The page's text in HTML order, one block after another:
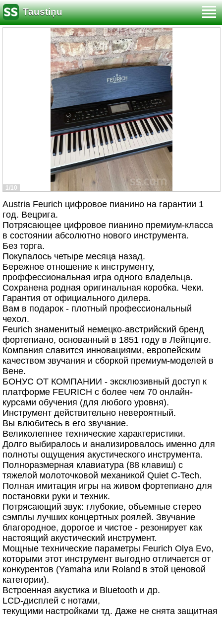
Taustiņu
1/10
Austria Feurich цифровое пианино на гарантии 1
год. Вецрига.
Потрясающее цифровое пианино премиум-класса
в состоянии абсолютно нового инструмента.
Без торга.
Покупалось четыре месяца назад.
Бережное отношение к инструменту,
проффессиональная игра одного владельца.
Сохранена родная оригинальная коробка. Чеки.
Гарантия от официального дилера.
Вам в подарок - плотный профессиональный
чехол.
Feurich знаменитый немецко-австрийский бренд
фортепиано, основанный в 1851 году в Лейпциге.
Компания славится инновациями, европейским
качеством звучания и сборкой премиум-моделей в
Вене.
БОНУС ОТ КОМПАНИИ - эксклюзивный доступ к
платформе FEURICH с более чем 70 онлайн-
курсами обучения (для любого уровня).
Инструмент действительно невероятный.
Вы влюбитесь в его звучание.
Великолепнее технические характеристики.
Долго выбиралось и анализировалось именно для
полноты ощущения акустического инструмента.
Полноразмерная клавиатура (88 клавиш) с
тяжелой молоточковой механикой Quiet C-Tech.
Полная имитация игры на живом фортепиано для
постановки руки и техник.
Потрясающий звук: глубокие, объемные стерео
сэмплы лучших концертных роялей. Звучание
благородное, дорогое и чистое - резонирует как
настоящий акустический инструмент.
Мощные технические параметры Feurich Olya Evo,
которыми этот инструмент выгодно отличается от
конкурентов (Yamaha или Roland в этой ценовой
категории).
Встроенная акустика и Bluetooth и др.
LCD-дисплей с нотами,
текущими настройками тд. Даже не снята защитная